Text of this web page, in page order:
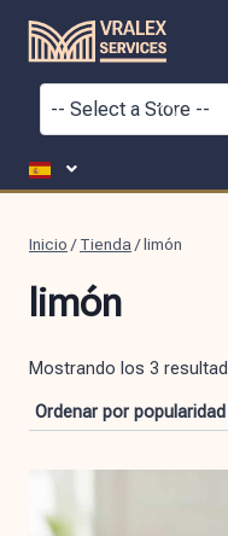
Inicio / Tienda/limón
limón
Mostrando los 3